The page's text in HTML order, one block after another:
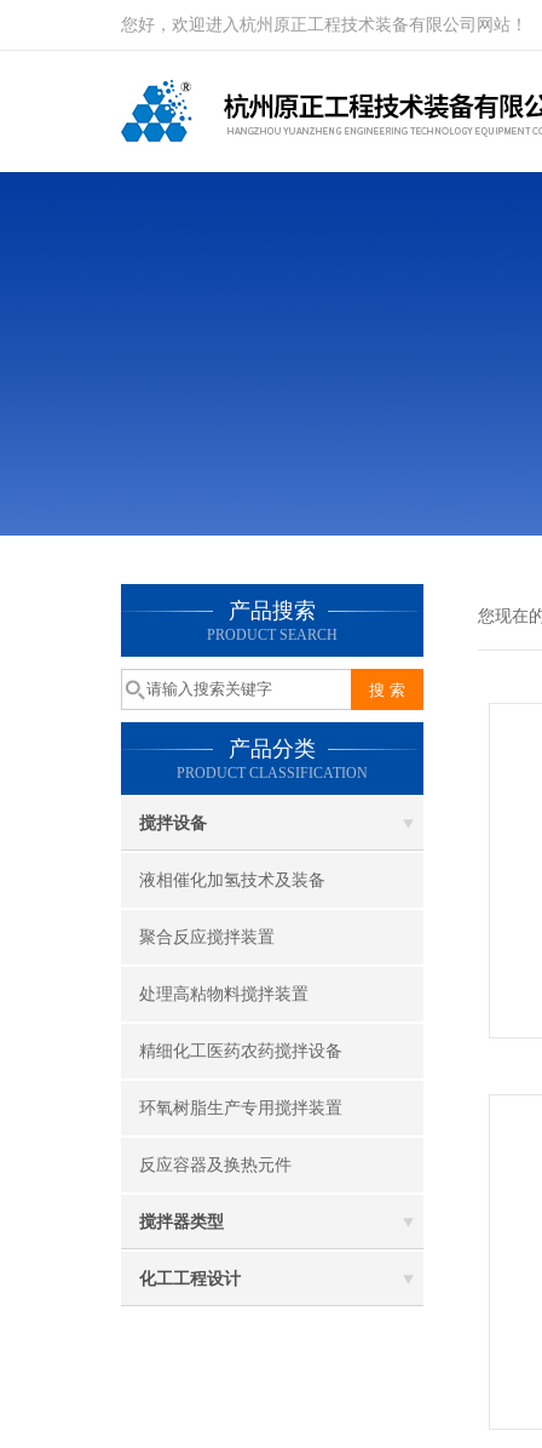
您好，欢迎进入杭州原正工程技术装备有限公司网站！
产品搜索
PRODUCT SEARCH
产品分类
PRODUCT CLASSIFICATION
搅拌设备
液相催化加氢技术及装备
聚合反应搅拌装置
处理高粘物料搅拌装置
精细化工医药农药搅拌设备
环氧树脂生产专用搅拌装置
反应容器及换热元件
搅拌器类型
化工工程设计
您现在